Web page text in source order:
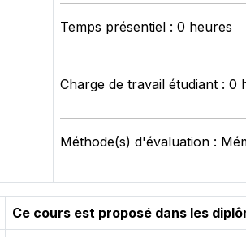
Temps présentiel : 0 heures
Charge de travail étudiant : 0
Méthode(s) d'évaluation :
Ce cours est proposé dans les